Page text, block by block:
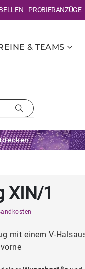
PROBIERANZÜGE
& TEAMS
XIN/1
mit einem V-